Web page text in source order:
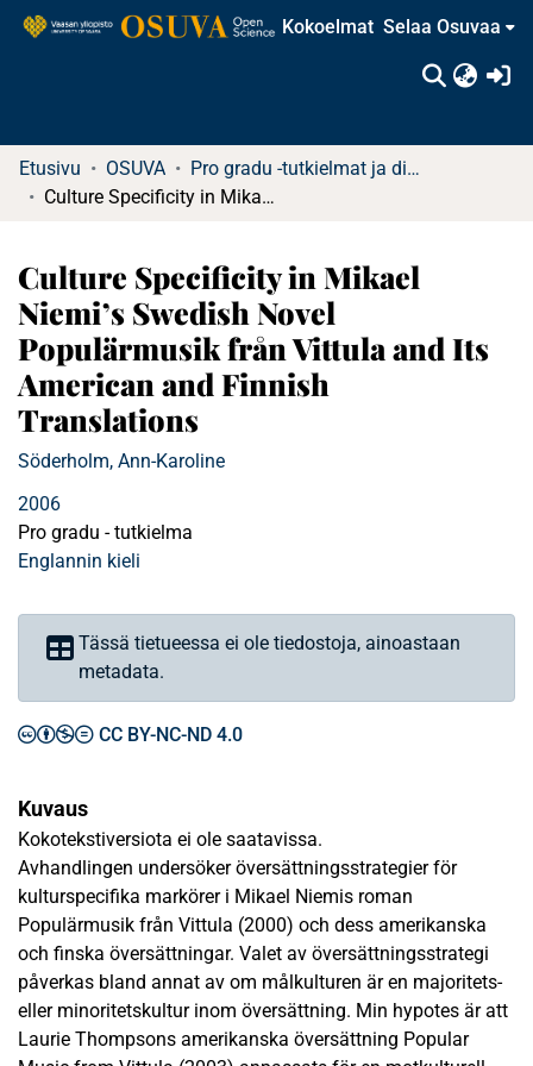
Kokoelmat Selaa Osuvaa
Etusivu OSUVA
Pro gradu -tutkielmat ja diplomityöt
Culture Specificity in Mikael Niemi’s Swedish Novel Populärmusik från Vittula and Its American and Finnish Translations
Culture Specificity in Mikael
Niemi’s Swedish Novel
Populärmusik från Vittula and Its
American and Finnish
Translations
Söderholm, Ann-Karoline
2006
Pro gradu - tutkielma
Englannin kieli
Tässä tietueessa ei ole tiedostoja, ainoastaan
metadata.
CC BY-NC-ND 4.0
Kuvaus
Kokotekstiversiota ei ole saatavissa.
Avhandlingen undersöker översättningsstrategier för
kulturspecifika markörer i Mikael Niemis roman
Populärmusik från Vittula (2000) och dess amerikanska
och finska översättningar. Valet av översättningsstrategi
påverkas bland annat av om målkulturen är en majoritets-
eller minoritetskultur inom översättning. Min hypotes är att
Laurie Thompsons amerikanska översättning Popular